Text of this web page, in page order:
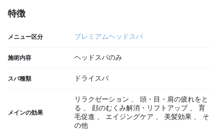
特徴
メニュー区分 プレミアムヘッドスパ
施術内容 ヘッドスパのみ
スパ種類 ドライスパ
メインの効果
リラクゼーション 、
頭・目・肩の疲れをと
る 、 顔のむくみ解消・リフトアップ 、
育
毛促進 、 エイジングケア 、 美髪効果 、
そ
の他